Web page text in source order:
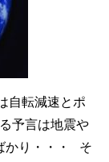
自転減速とポ
予言は地震や
かり・・・ そ